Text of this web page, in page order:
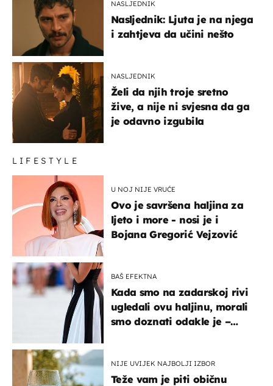
NASLJEDNIK
Nasljednik: Ljuta je na njega
i zahtjeva da učini nešto
NASLJEDNIK
Želi da njih troje sretno
žive, a nije ni svjesna da ga
je odavno izgubila
LIFESTYLE
U NOJ NIJE VRUĆE
Ovo je savršena haljina za
ljeto i more - nosi je i
Bojana Gregorić Vejzović
BAŠ EFEKTNA
Kada smo na zadarskoj rivi
ugledali ovu haljinu, morali
smo doznati odakle je –
NIJE UVIJEK NAJBOLJI IZBOR
Teže vam je piti običnu